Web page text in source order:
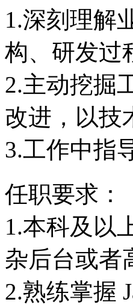
1.深刻理解
构、研发过
2.主动挖掘
改进，以技
3.工作中指
任职要求：
1.本科及以
杂后台或者
2.熟练掌握